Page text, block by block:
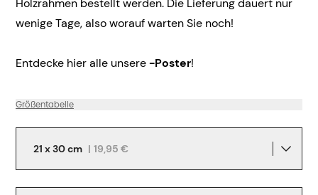
Holzrahmen bestellt werden. Die Lieferung dauert nur
wenige Tage, also worauf warten Sie noch!
Entdecke hier alle unsere-Poster!
Größentabelle
21 x 30 cm | 19,95 €